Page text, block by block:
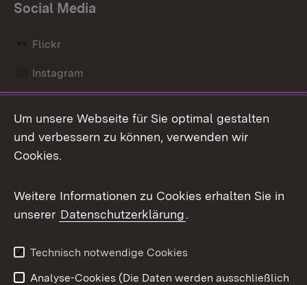
Social Media
Flickr
Instagram
Mastodon
Messenger
Social Wall
X / Twitter
Youtube
Um unsere Webseite für Sie optimal gestalten
und verbessern zu können, verwenden wir
Cookies.
Weitere Informationen zu Cookies erhalten Sie in
unserer Datenschutzerklärung.
Technisch notwendige Cookies
Analyse-Cookies (Die Daten werden ausschließlich